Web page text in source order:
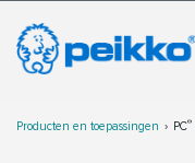
Producten en toepassingen PC®